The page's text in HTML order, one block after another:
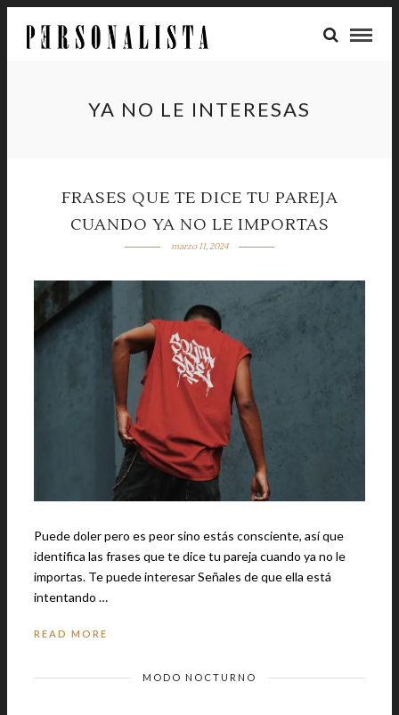
YA NO LE INTERESAS
FRASES QUE TE DICE TU PAREJA
CUANDO YA NO LE IMPORTAS
marzo 11, 2024
Puede doler pero es peor sino estás consciente, así que
identifica las frases que te dice tu pareja cuando ya no le
importas. Te puede interesar Señales de que ella está
intentando …
READ MORE
MODO NOCTURNO